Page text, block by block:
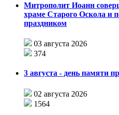
Митрополит Иоанн
храме Старого Оскола и
праздником
03 августа 2026
374
3 августа - день памяти
02 августа 2026
1564